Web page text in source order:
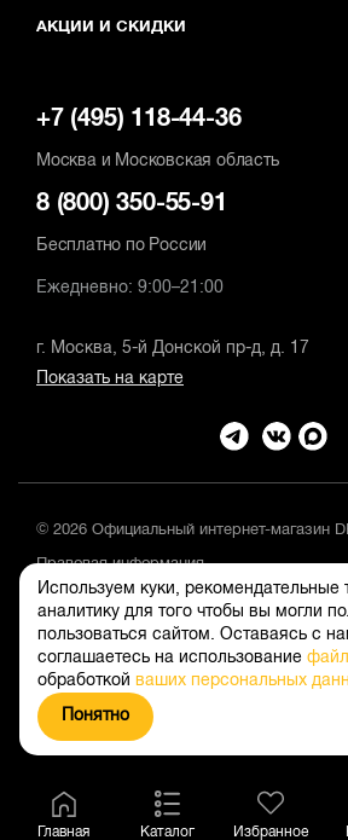
Используем куки, рекомендательные
аналитику для того чтобы вы могли
пользоваться сайтом. Оставаясь с
соглашаетесь на использование
обработкой ваших персональных
Понятно
АКЦИИ И СКИДКИ
+7 (495) 118-44-36
Москва и Московская область
8 (800) 350-55-91
Бесплатно по России
Ежедневно: 9:00–21:00
г. Москва, 5-й Донской пр-д, д. 17
Показать на карте
© 2026 Официальный интернет-магазин
Правовая информация
Положение об обработке и защите
Главная Каталог Избранное